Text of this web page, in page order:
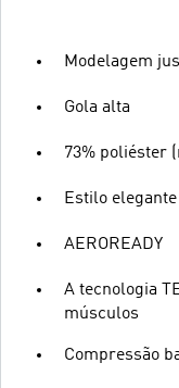
Modelagem
Gola alta
73% poliéster
Estilo
AEROREADY
A tecnologia
músculos
Compressão